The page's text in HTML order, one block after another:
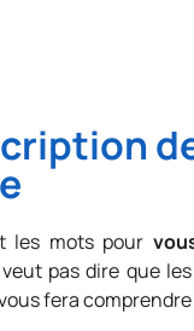
les mots pour
pas dire que
fera